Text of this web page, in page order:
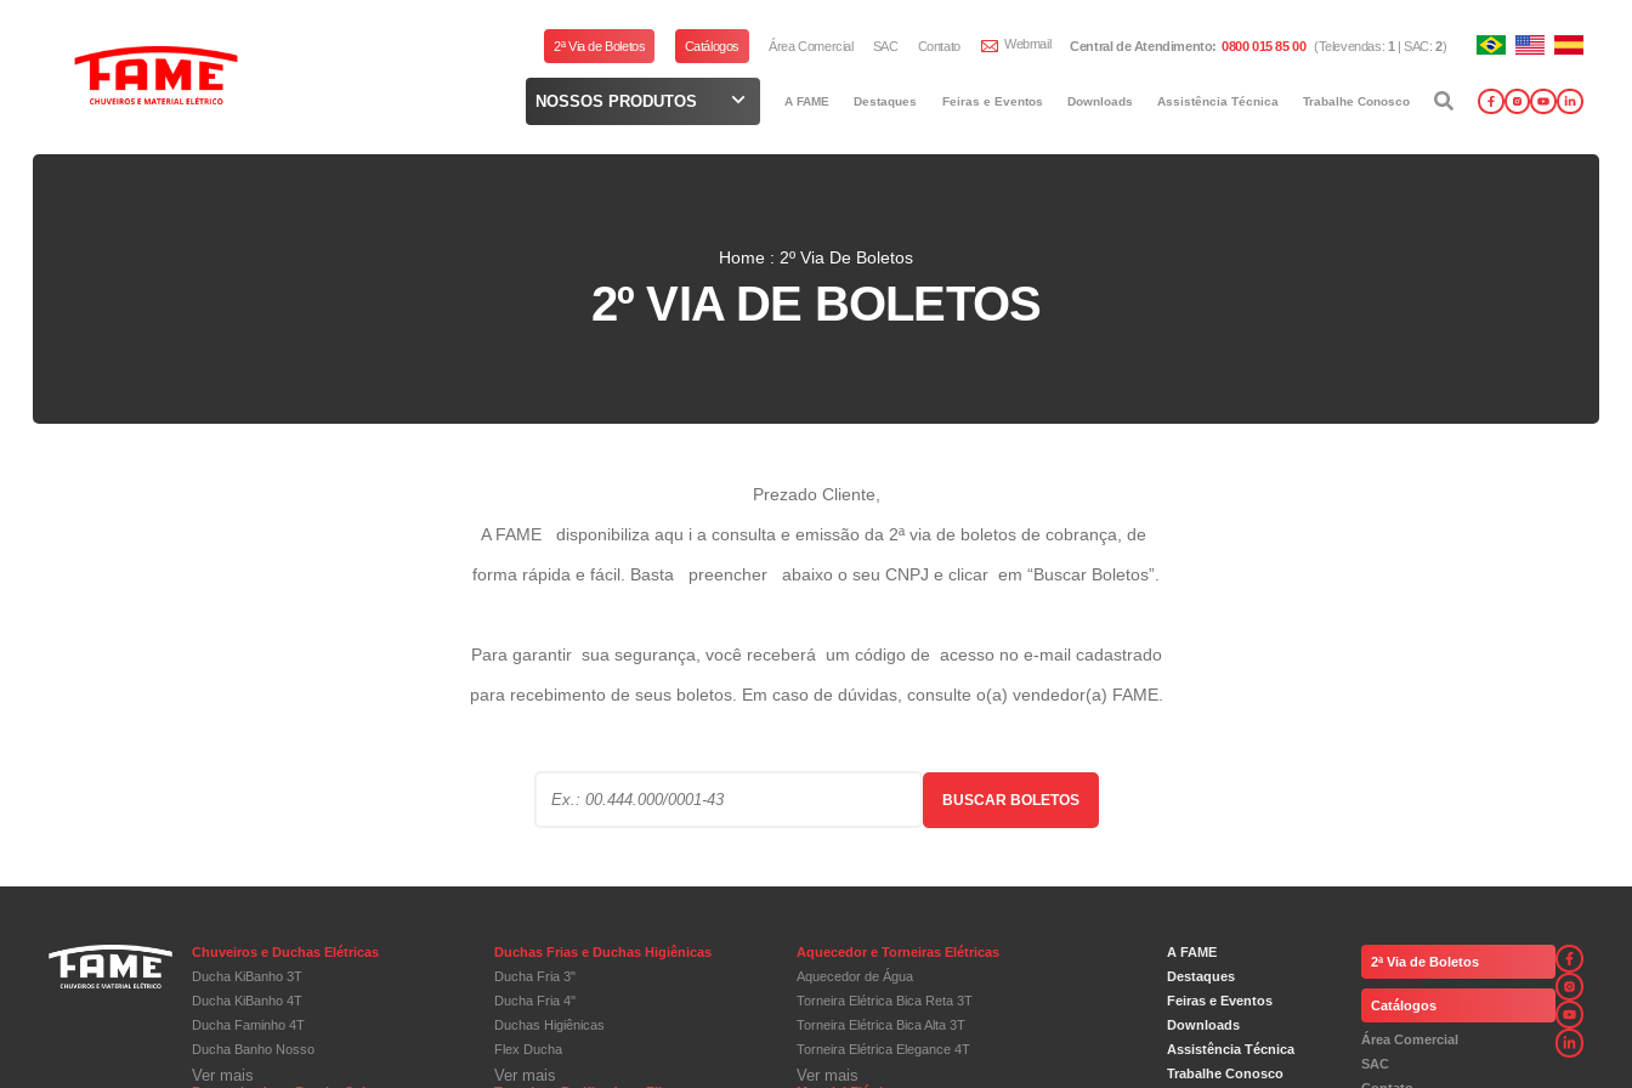
2ª Via de Boletos Catálogos Área Comercial SAC Contato Webmail Central de Atendimento: 0800 015 85 00 (Televendas: 1 |SAC: 2)
NOSSOS PRODUTOS A FAME Destaques Feiras e Eventos Downloads Assistência Técnica Trabalhe Conosco
Home : 2º Via De Boletos
2º VIA DE BOLETOS
Prezado Cliente,
A FAME disponibiliza aqu i a consulta e emissão da 2ª via de boletos de cobrança, de
forma rápida e fácil. Basta preencher abaixo o seu CNPJ e clicar em “Buscar Boletos”.
Para garantir sua segurança, você receberá um código de acesso no e-mail cadastrado
para recebimento de seus boletos. Em caso de dúvidas, consulte o(a) vendedor(a) FAME.
BUSCAR BOLETOS
Chuveiros e Duchas Elétricas
Ducha KiBanho 3T
Ducha KiBanho 4T
Ducha Faminho 4T
Ducha Banho Nosso
Ver mais
Duchas Frias e Duchas Higiênicas
Ducha Fria 3"
Ducha Fria 4"
Duchas Higiênicas
Flex Ducha
Ver mais
Aquecedor e Torneiras Elétricas
Aquecedor de Água
Torneira Elétrica Bica Reta 3T
Torneira Elétrica Bica Alta 3T
Torneira Elétrica Elegance 4T
Ver mais
A FAME
Destaques
Feiras e Eventos
Downloads
Assistência Técnica
Trabalhe Conosco
2ª Via de Boletos
Catálogos
Área Comercial
SAC